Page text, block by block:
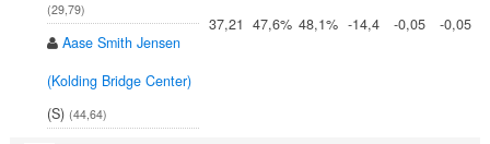
(29,79)
Aase Smith Jensen
(Kolding Bridge Center)
(S) (44,64)
37,21 47,6% 48,1% -14,4 -0,05 -0,05